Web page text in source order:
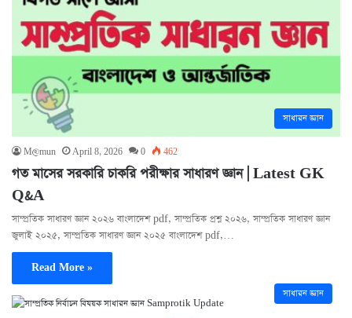
সাধারন জ্ঞান
M@mun April 8, 2026 0 462
গত মাসের সরকারি চাকরি পরীক্ষার সাধারণ জ্ঞান | Latest GK
Q&A
সাম্প্রতিক সাধারণ জ্ঞান ২০২৬ বাংলাদেশ pdf, সাম্প্রতিক প্রশ্ন ২০২৬, সাম্প্রতিক সাধারণ জ্ঞান
জুলাই ২০২৫, সাম্প্রতিক সাধারণ জ্ঞান ২০২৫ বাংলাদেশ pdf,…
Read More »
সাধারন জ্ঞান